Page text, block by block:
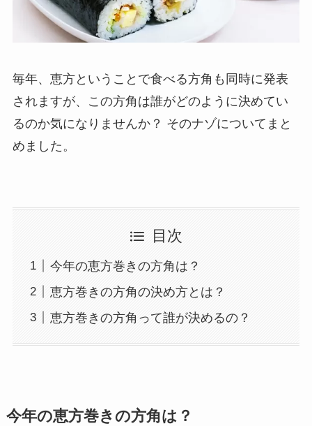
毎年、恵方ということで食べる方角も同時に発表
されますが、この方角は誰がどのように決めてい
るのか気になりませんか？ そのナゾについてまと
めました。
目次
今年の恵方巻きの方角は？
恵方巻きの方角の決め方とは？
恵方巻きの方角って誰が決めるの？
今年の恵方巻きの方角は？